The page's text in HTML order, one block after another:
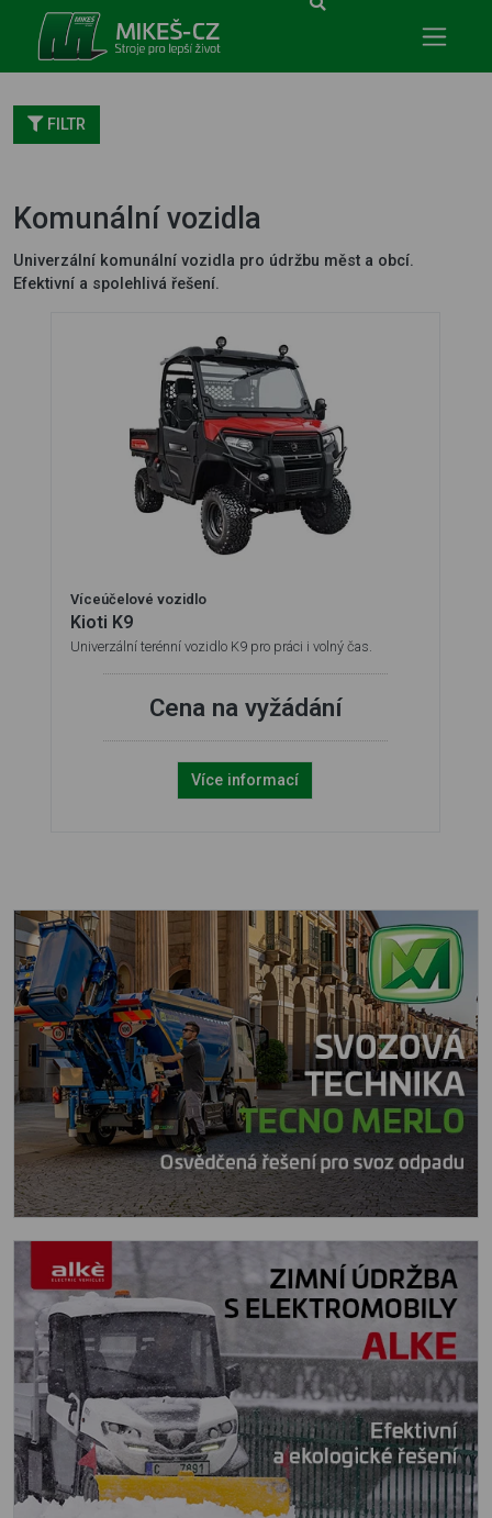
FILTR
Komunální vozidla
Univerzální komunální vozidla pro údržbu měst a obcí.
Efektivní a spolehlivá řešení.
Víceúčelové vozidlo
Kioti K9
Univerzální terénní vozidlo K9 pro práci i volný čas.
Cena na vyžádání
Více informací